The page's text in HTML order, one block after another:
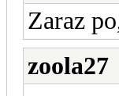
Zaraz
zoola27